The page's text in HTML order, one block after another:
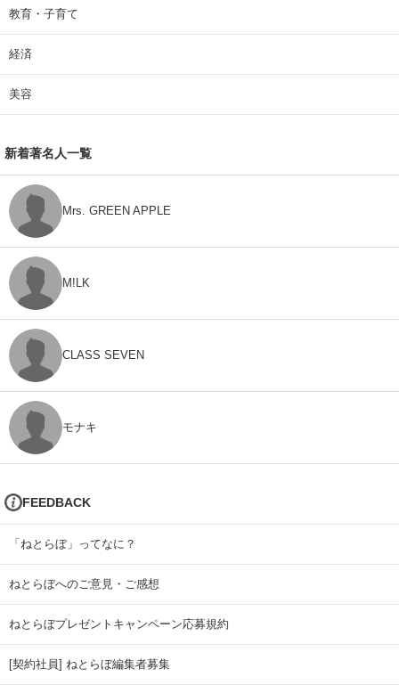
教育・子育て
経済
美容
新着著名人一覧
Mrs. GREEN APPLE
M!LK
CLASS SEVEN
モナキ
FEEDBACK
「ねとらぼ」ってなに？
ねとらぼへのご意見・ご感想
ねとらぼプレゼントキャンペーン応募規約
[契約社員] ねとらぼ編集者募集